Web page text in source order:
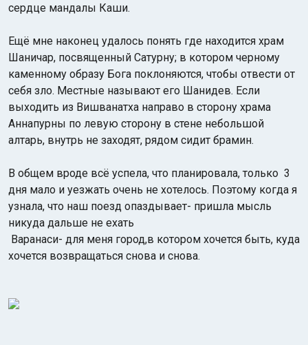
сердце мандалы Каши.
Ещё мне наконец удалось понять где находится храм
Шаничар, посвященный Сатурну; в котором черному
каменному образу Бога поклоняются, чтобы отвести от
себя зло. Местные называют его Шанидев. Если
выходить из Вишванатха направо в сторону храма
Аннапурны по левую сторону в стене небольшой
алтарь, внутрь не заходят, рядом сидит брамин.
В общем вроде всё успела, что планировала, только 3
дня мало и уезжать очень не хотелось. Поэтому когда я
узнала, что наш поезд опаздывает- пришла мысль
никуда дальше не ехать
Варанаси- для меня город,в котором хочется быть, куда
хочется возвращаться снова и снова.